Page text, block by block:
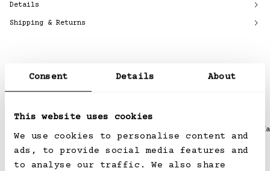
Consent Details About
This website uses cookies
We use cookies to personalise content and
ads, to provide social media features and
to analyse our traffic. We also share
Details
Shipping & Returns
Normaler
Preis
CHF 1,890.00
Alice Mini Top
Preis